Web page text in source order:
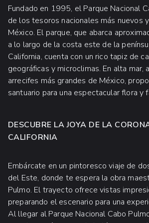
Fundado en 1995, el Parque Nacional
de los tesoros nacionales más nuevos
México. El parque, que abarca
a lo largo de la costa este de la
California, cuenta con un rico tapiz de
geográficas y microclimas. En alta mar,
arrecifes más grandes de México,
santuario para una espectacular flora y
DESCUBRE LA JOYA DE LA
CALIFORNIA
Embárcate en un pintoresco viaje de
del Este, donde te espera la obra
Pulmo. El trayecto ofrece vistas
preparando el escenario para una
Al llegar al Parque Nacional Cabo